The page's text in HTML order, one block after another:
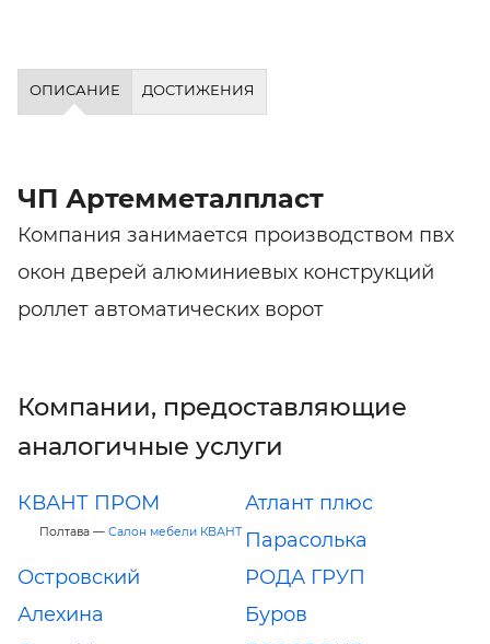
ОПИСАНИЕ ДОСТИЖЕНИЯ
ЧП Артемметалпласт
Компания занимается производством пвх
окон дверей алюминиевых конструкций
роллет автоматических ворот
Компании, предоставляющие
аналогичные услуги
КВАНТ ПРОМ
Полтава — Салон мебели КВАНТ
Атлант плюс
Парасолька
Островский
РОДА ГРУП
Алехина
Буров